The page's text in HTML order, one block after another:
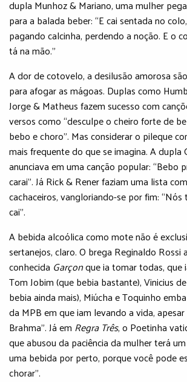
dupla Munhoz & Mariano, uma mulher
para a balada beber: “E cai sentada no
pagando calcinha, perdendo a noção. E o
tá na mão.”
A dor de cotovelo, a desilusão amorosa
para afogar as mágoas. Duplas como
Jorge & Matheus fazem sucesso com
versos como “desculpe o cheiro forte de
bebo e choro”. Mas considerar o pileque
mais frequente do que se imagina. A dupla
anunciava em uma canção popular: “Bebo
carai”. Já Rick & Rener faziam uma lista
cachaceiros, vangloriando-se por fim: “Nós
cai”.
A bebida alcoólica como mote não é
sertanejos, claro. O brega Reginaldo Rossi
conhecida Garçonque ia tomar todas, que
Tom Jobim (que bebia bastante), Vinicius
bebia ainda mais), Miúcha e Toquinho
da MPB em que iam levando a vida,
Brahma”. Já em Regra Três, o Poetinha
que abusou da paciência da mulher terá
uma bebida por perto, porque você pode
chorar”.